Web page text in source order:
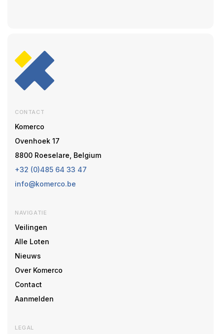
CONTACT
Komerco
Ovenhoek 17
8800 Roeselare, Belgium
+32 (0)485 64 33 47
info@komerco.be
NAVIGATIE
Veilingen
Alle Loten
Nieuws
Over Komerco
Contact
Aanmelden
LEGAL